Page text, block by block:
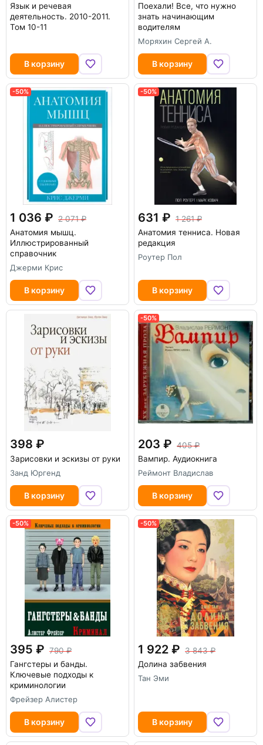
Язык и речевая
деятельность. 2010-2011.
Том 10-11
В корзину
Поехали! Все, что нужно
знать начинающим
водителям
Моряхин Сергей А.
В корзину
-50%
1 036
2 071
Анатомия мышц.
Иллюстрированный
справочник
Джерми Крис
В корзину
-50%
631
1 261
Анатомия тенниса. Новая
редакция
Роутер Пол
В корзину
398
Зарисовки и эскизы от руки
Занд Юргенд
В корзину
-50%
203
405
Вампир. Аудиокнига
Реймонт Владислав
В корзину
-50%
395
790
Гангстеры и банды.
Ключевые подходы к
криминологии
Фрейзер Алистер
В корзину
-50%
1 922
3 843
Долина забвения
Тан Эми
В корзину